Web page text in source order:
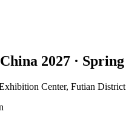
2027 · Spring
Center, Futian District